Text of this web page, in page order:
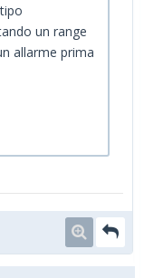
un range
allarme prima